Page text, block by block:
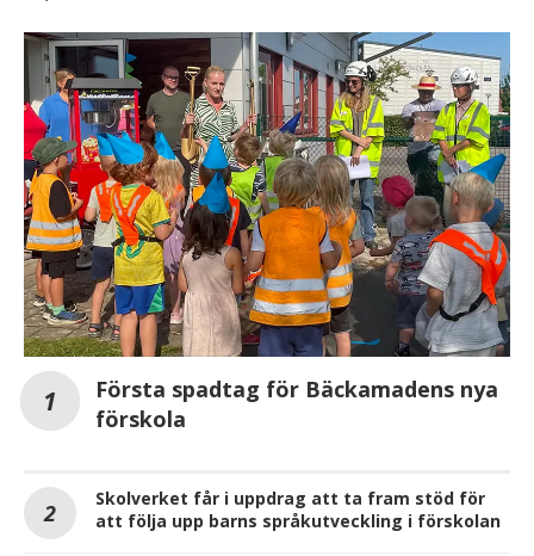
Första spadtag för Bäckamadens nya
förskola
Skolverket får i uppdrag att ta fram stöd för
att följa upp barns språkutveckling i förskolan